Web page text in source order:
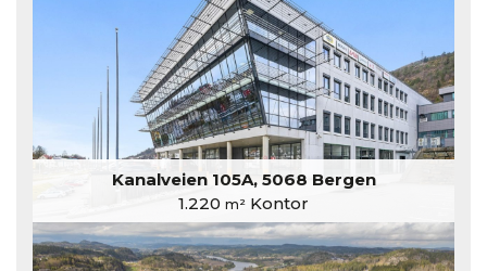
Kanalveien 105A, 5068 Bergen
1.220 m² Kontor